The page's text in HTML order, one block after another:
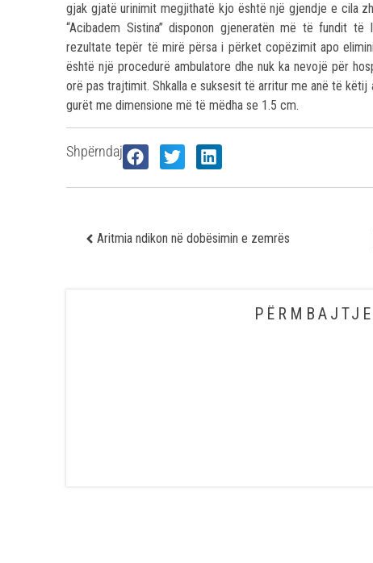
gjak gjatë urinimit megjithatë kjo është një gjendje e cila
“Acibadem Sistina” disponon gjeneratën më të fundit
rezultate tepër të mirë përsa i përket copëzimit apo
është një procedurë ambulatore dhe nuk ka nevojë për
orë pas trajtimit. Shkalla e suksesit të arritur me anë të
gurët me dimensione më të mëdha se 1.5 cm.
Shpërndaj
Aritmia ndikon në dobësimin e zemrës